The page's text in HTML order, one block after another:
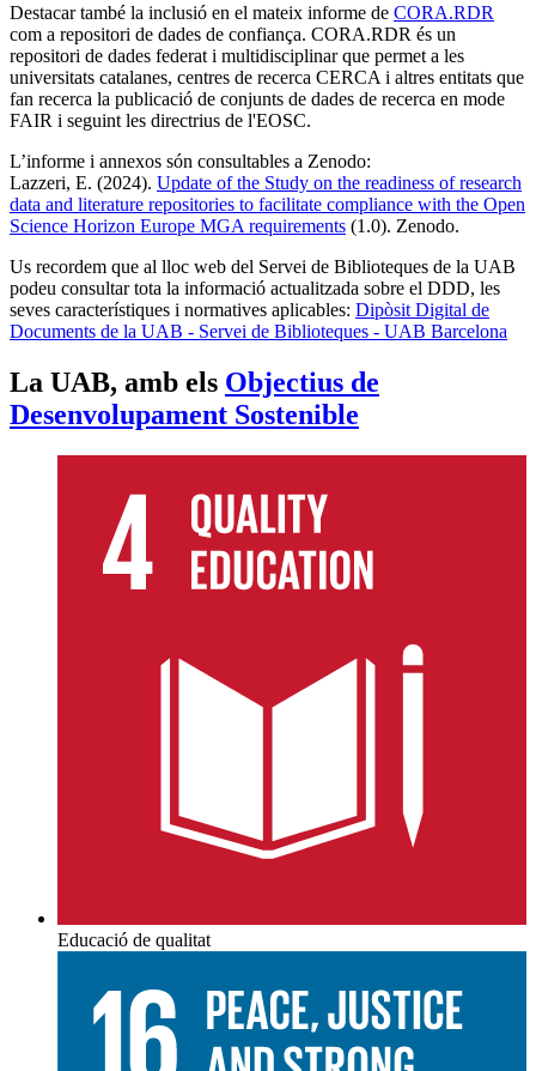
Destacar també la inclusió en el mateix informe de CORA.RDR
com a repositori de dades de confiança. CORA.RDR és un
repositori de dades federat i multidisciplinar que permet a les
universitats catalanes, centres de recerca CERCA i altres entitats que
fan recerca la publicació de conjunts de dades de recerca en mode
FAIR i seguint les directrius de l'EOSC.
L’informe i annexos són consultables a Zenodo:
Lazzeri, E. (2024). Update of the Study on the readiness of research
data and literature repositories to facilitate compliance with the Open
Science Horizon Europe MGA requirements (1.0). Zenodo.
Us recordem que al lloc web del Servei de Biblioteques de la UAB
podeu consultar tota la informació actualitzada sobre el DDD, les
seves característiques i normatives aplicables: Dipòsit Digital de
Documents de la UAB - Servei de Biblioteques - UAB Barcelona
La UAB, amb els Objectius de
Desenvolupament Sostenible
Educació de qualitat